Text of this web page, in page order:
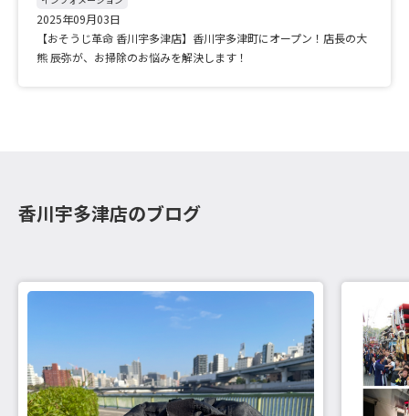
2025年09月03日
【おそうじ革命 香川宇多津店】香川宇多津町にオープン！店長の大
熊 辰弥が、お掃除のお悩みを解決します！
香川宇多津店のブログ